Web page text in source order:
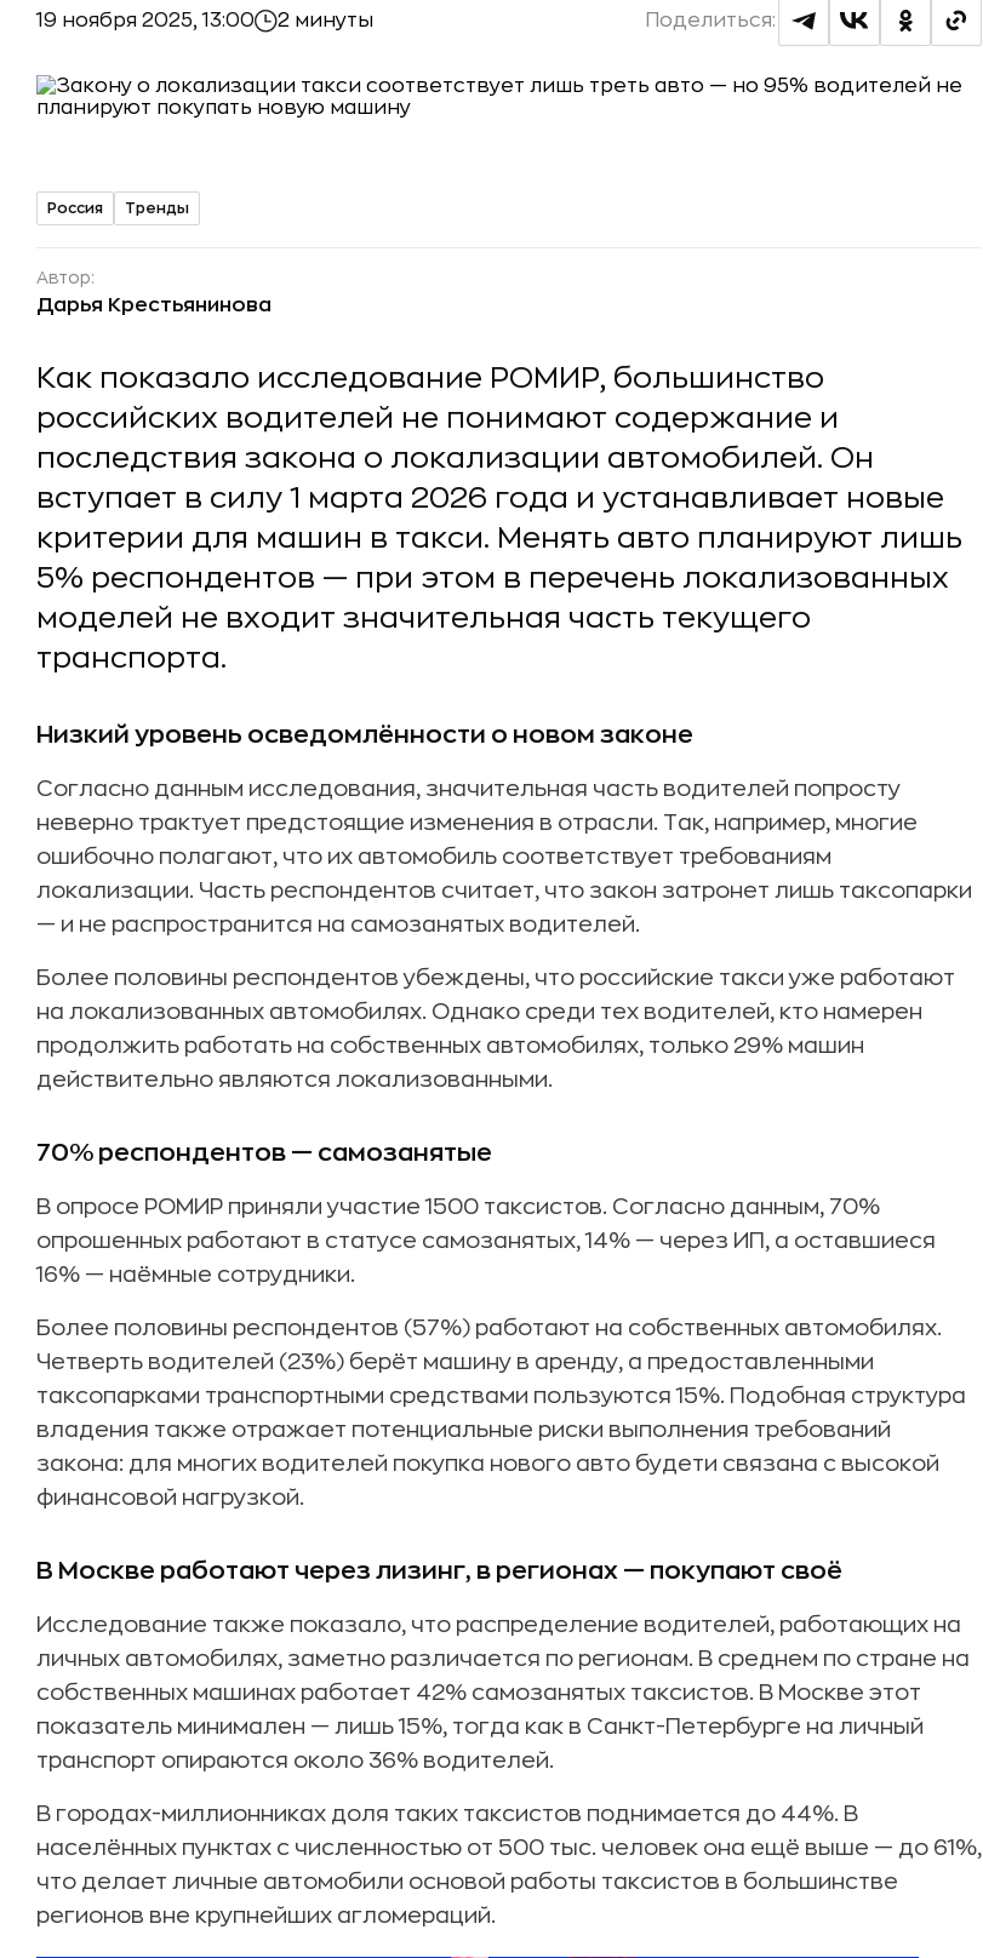
19 ноября 2025, 13:00 2 минуты Поделиться:
Россия Тренды
Автор:
Дарья Крестьянинова
Как показало исследование РОМИР, большинство
российских водителей не понимают содержание и
последствия закона о локализации автомобилей. Он
вступает в силу 1 марта 2026 года и устанавливает новые
критерии для машин в такси. Менять авто планируют лишь
5% респондентов — при этом в перечень локализованных
моделей не входит значительная часть текущего
транспорта.
Низкий уровень осведомлённости о новом законе
Согласно данным исследования, значительная часть водителей попросту
неверно трактует предстоящие изменения в отрасли. Так, например, многие
ошибочно полагают, что их автомобиль соответствует требованиям
локализации. Часть респондентов считает, что закон затронет лишь таксопарки
— и не распространится на самозанятых водителей.
Более половины респондентов убеждены, что российские такси уже работают
на локализованных автомобилях. Однако среди тех водителей, кто намерен
продолжить работать на собственных автомобилях, только 29% машин
действительно являются локализованными.
70% респондентов — самозанятые
В опросе РОМИР приняли участие 1500 таксистов. Согласно данным, 70%
опрошенных работают в статусе самозанятых, 14% — через ИП, а оставшиеся
16% — наёмные сотрудники.
Более половины респондентов (57%) работают на собственных автомобилях.
Четверть водителей (23%) берёт машину в аренду, а предоставленными
таксопарками транспортными средствами пользуются 15%. Подобная структура
владения также отражает потенциальные риски выполнения требований
закона: для многих водителей покупка нового авто будети связана с высокой
финансовой нагрузкой.
В Москве работают через лизинг, в регионах — покупают своё
Исследование также показало, что распределение водителей, работающих на
личных автомобилях, заметно различается по регионам. В среднем по стране на
собственных машинах работает 42% самозанятых таксистов. В Москве этот
показатель минимален — лишь 15%, тогда как в Санкт-Петербурге на личный
транспорт опираются около 36% водителей.
В городах-миллионниках доля таких таксистов поднимается до 44%. В
населённых пунктах с численностью от 500 тыс. человек она ещё выше — до 61%,
что делает личные автомобили основой работы таксистов в большинстве
регионов вне крупнейших агломераций.